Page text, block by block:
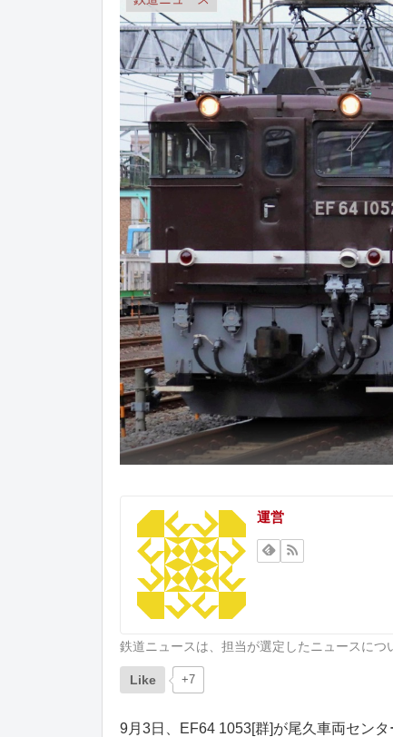
運営
鉄道ニュースは、担当が選定したニュースにつ
Like +7
9月3日、EF64 1053[群]が尾久車両セン